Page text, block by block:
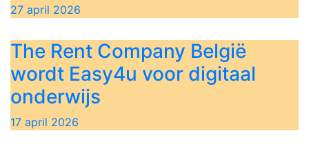
27 april 2026
The Rent Company België
wordt Easy4u voor digitaal
onderwijs
17 april 2026